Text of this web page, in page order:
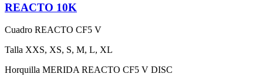
REACTO 10K
Cuadro REACTO CF5 V
Talla XXS, XS, S, M, L, XL
Horquilla MERIDA REACTO CF5 V DISC